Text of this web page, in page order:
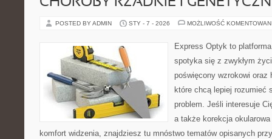
POSTED BY ADMIN STY - 7 - 2026 MOŻLIWOŚĆ
Express Optyk to
spotyka się z zwykłym
poświęcony wzrokowi oraz
które chcą lepiej rozumieć
problem. Jeśli interesuje
a także korekcja
komfort widzenia, znajdziesz tu mnóstwo tematów opisanych